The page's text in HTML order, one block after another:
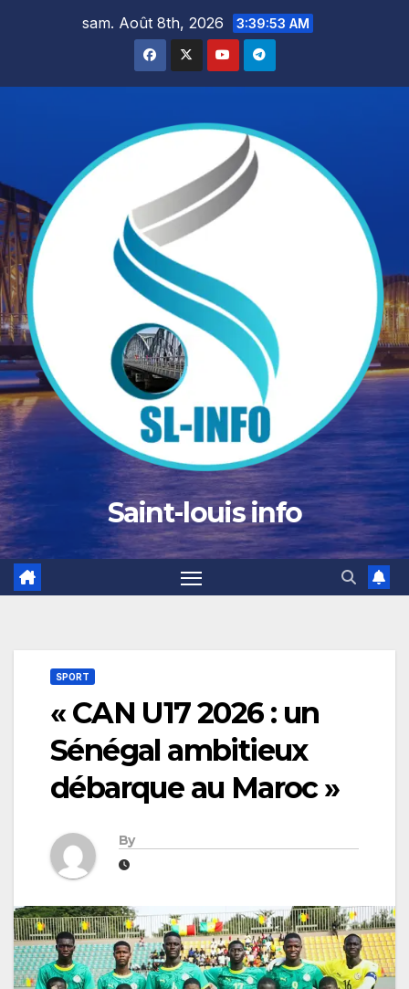
sam. Août 8th, 2026 3:39:54 AM
Saint-louis info
SPORT
« CAN U17 2026 : un
Sénégal ambitieux
débarque au Maroc »
By